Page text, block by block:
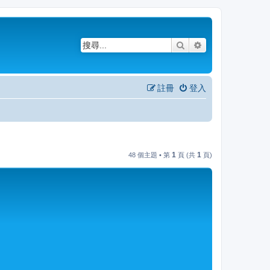
搜尋
登入
註冊
48 個主題 • 第 1 頁 (共 1 頁)